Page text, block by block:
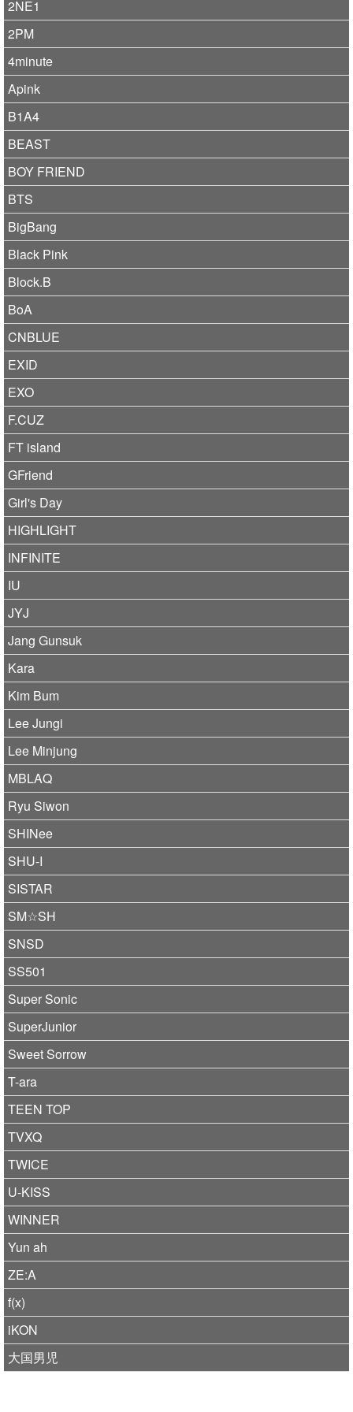
2NE1
2PM
4minute
Apink
B1A4
BEAST
BOY FRIEND
BTS
BigBang
Black Pink
Block.B
BoA
CNBLUE
EXID
EXO
F.CUZ
FT island
GFriend
Girl's Day
HIGHLIGHT
INFINITE
IU
JYJ
Jang Gunsuk
Kara
Kim Bum
Lee Jungi
Lee Minjung
MBLAQ
Ryu Siwon
SHINee
SHU-I
SISTAR
SM☆SH
SNSD
SS501
Super Sonic
SuperJunior
Sweet Sorrow
T-ara
TEEN TOP
TVXQ
TWICE
U-KISS
WINNER
Yun ah
ZE:A
f(x)
iKON
大国男児